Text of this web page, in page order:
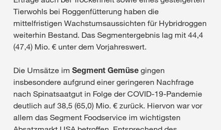
Tierwohls bei Roggenfütterung haben die
mittelfristigen Wachstumsaussichten für Hybridroggen
weiterhin Bestand. Das Segmentergebnis lag mit 44,4
(47,4) Mio. € unter dem Vorjahreswert.
Die Umsätze im Segment Gemüse gingen
insbesondere aufgrund einer geringeren Nachfrage
nach Spinatsaatgut in Folge der COVID-19-Pandemie
deutlich auf 38,5 (65,0) Mio. € zurück. Hiervon war vor
allem das Segment Foodservice im wichtigsten